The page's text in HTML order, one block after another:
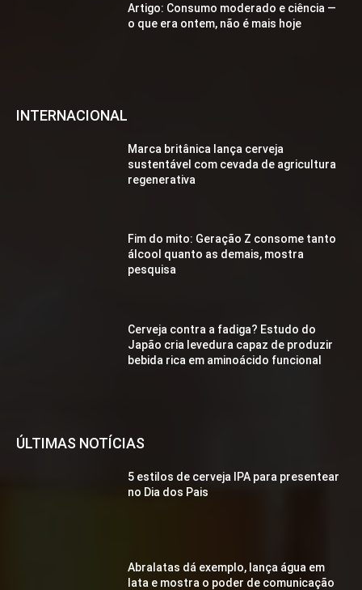
Artigo: Consumo moderado e ciência —
o que era ontem, não é mais hoje
INTERNACIONAL
Marca britânica lança cerveja
sustentável com cevada de agricultura
regenerativa
Fim do mito: Geração Z consome tanto
álcool quanto as demais, mostra
pesquisa
Cerveja contra a fadiga? Estudo do
Japão cria levedura capaz de produzir
bebida rica em aminoácido funcional
ÚLTIMAS NOTÍCIAS
5 estilos de cerveja IPA para presentear
no Dia dos Pais
Abralatas dá exemplo, lança água em
lata e mostra o poder de comunicação